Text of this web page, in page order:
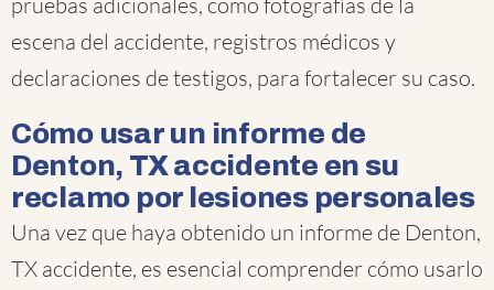
escena del accidente, registros médicos y
declaraciones de testigos, para fortalecer su caso.
Cómo usar un informe de
Denton, TX accidente en su
reclamo por lesiones personales
Una vez que haya obtenido un informe de Denton,
TX accidente, es esencial comprender cómo usarlo